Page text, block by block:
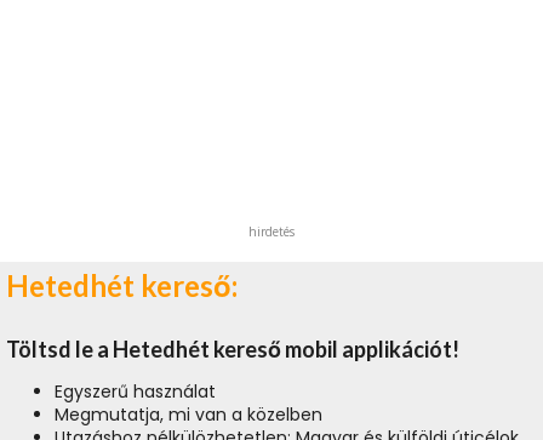
hirdetés
Hetedhét kereső:
Töltsd le a Hetedhét kereső mobil applikációt!
Egyszerű használat
Megmutatja, mi van a közelben